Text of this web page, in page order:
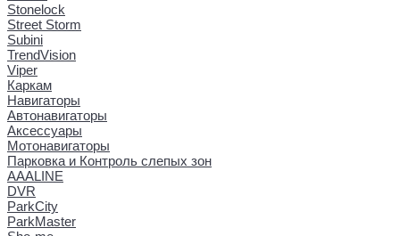
Stonelock
Street Storm
Subini
TrendVision
Viper
Каркам
Навигаторы
Автонавигаторы
Аксессуары
Мотонавигаторы
Парковка и Контроль слепых зон
AAALINE
DVR
ParkCity
ParkMaster